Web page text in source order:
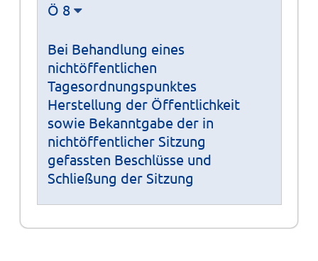
Ö 8
Bei Behandlung eines
nichtöffentlichen
Tagesordnungspunktes
Herstellung der Öffentlichkeit
sowie Bekanntgabe der in
nichtöffentlicher Sitzung
gefassten Beschlüsse und
Schließung der Sitzung